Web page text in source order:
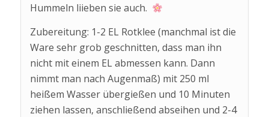
Hummeln liieben sie auch.
Zubereitung: 1-2 EL Rotklee (manchmal ist die
Ware sehr grob geschnitten, dass man ihn
nicht mit einem EL abmessen kann. Dann
nimmt man nach Augenmaß) mit 250 ml
heißem Wasser übergießen und 10 Minuten
ziehen lassen, anschließend abseihen und 2-4